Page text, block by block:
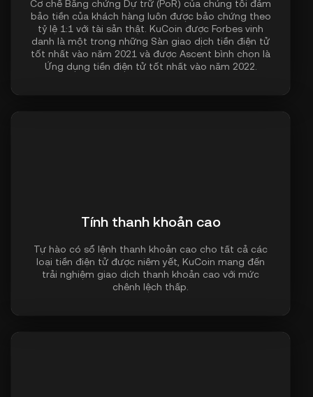
Cơ chế Bằng chứng Dự trữ (PoR) của chúng tôi đảm
bảo tiền của khách hàng luôn được bảo chứng theo
tỷ lệ 1:1 với tài sản thật. KuCoin được Forbes vinh
danh là một trong những Sàn giao dịch tiền điện tử
tốt nhất vào năm 2021 và được Ascent bình chọn là
Ứng dụng tiền điện tử tốt nhất vào năm 2022.
Tính thanh khoản cao
Tự hào có sổ lệnh thanh khoản cao cho tất cả các
loại tiền điện tử được niêm yết, KuCoin mang đến
trải nghiệm giao dịch thanh khoản cao với mức
chênh lệch thấp.